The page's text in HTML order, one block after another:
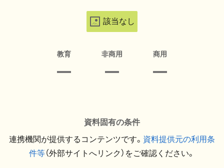
該当なし
教育 非商用 商用
資料固有の条件
連携機関が提供するコンテンツです。 資料提供元の利用条
件等（外部サイトへリンク）をご確認ください。